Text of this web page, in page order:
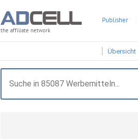
the affiliate network
Publisher
Übersicht